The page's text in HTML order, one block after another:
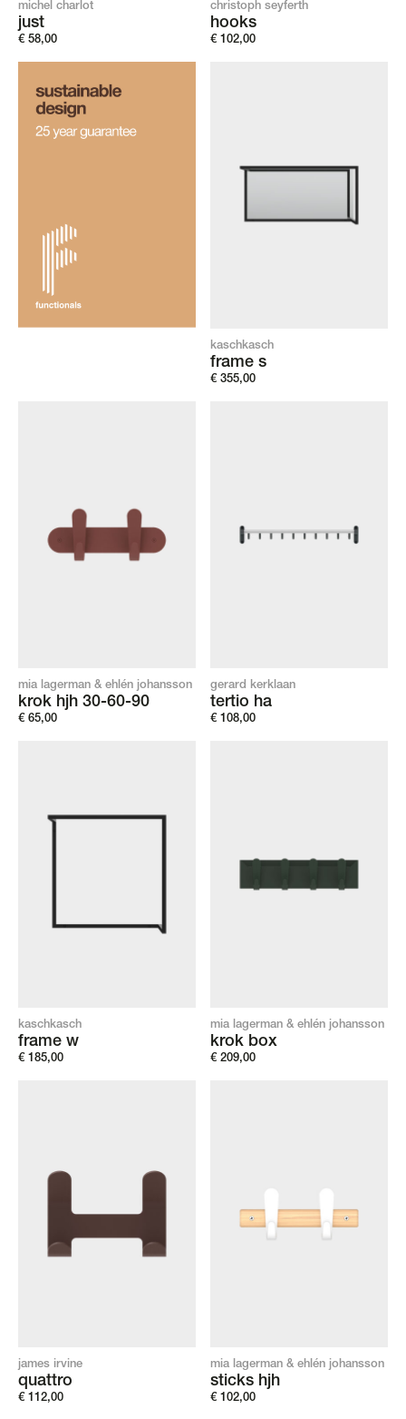
michel charlot
just
€ 58,00
christoph seyferth
hooks
€ 102,00
kaschkasch
frame s
€ 355,00
mia lagerman & ehlén johansson
krok hjh 30-60-90
€ 65,00
gerard kerklaan
tertio ha
€ 108,00
kaschkasch
frame w
€ 185,00
mia lagerman & ehlén johansson
krok box
€ 209,00
james irvine
quattro
€ 112,00
mia lagerman & ehlén johansson
sticks hjh
€ 102,00